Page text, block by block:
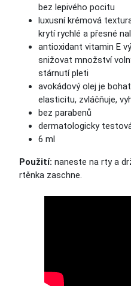
bez lepivého pocitu
luxusní krémová
krytí rychlé a přesné
antioxidant vitamin E
snižovat množství
stárnutí pleti
avokádový olej je
elasticitu, zvláčňuje,
bez parabenů
dermatologicky
6 ml
Použití: naneste na rty a
rtěnka zaschne.